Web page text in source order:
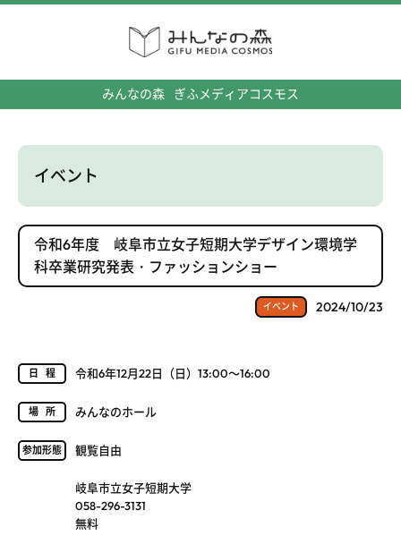
みんなの森 ぎふメディアコスモス
イベント
令和6年度 岐阜市立女子短期大学デザイン環境学
科卒業研究発表・ファッションショー
イベント 2024/10/23
日程 令和6年12月22日（日）13:00～16:00
場所 みんなのホール
参加形態 観覧自由
岐阜市立女子短期大学
058-296-3131
無料